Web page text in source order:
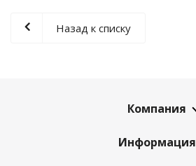
Назад к списку
Компания
Информация